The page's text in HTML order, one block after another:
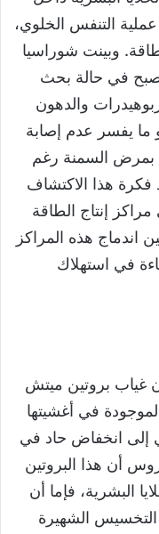
التنفس الخلوي،
وبينت شوراسيا
تصبح في حالة بحث
والدهون
ما يفسر عدم إصابة
بمرض السمنة رغم
فكرة هذا الاكتشاف
إنتاج الطاقة
اندماج هذه المراكز
في استهلاك
غياب بروتين ميتش
في أغشيتها
إلى انخفاض حاد في
أن هذا البروتين
البشرية، فإما أن
الشهيرة